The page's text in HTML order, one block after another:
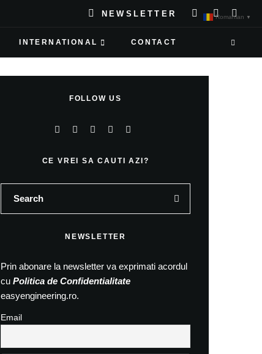
NEWSLETTER
INTERNATIONAL CONTACT
FOLLOW US
CE VREI SA CAUTI AZI?
NEWSLETTER
Prin abonare la newsletter va exprimati acordul
cu Politica de Confidentialitate
easyengineering.ro.
Email
Romanian ▼